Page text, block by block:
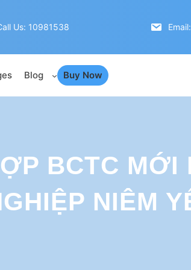
Us: 10981538
Blog Buy Now
BCTC
NIÊM